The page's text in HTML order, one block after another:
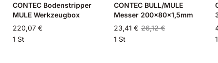
CONTEC Bodenstripper
MULE Werkzeugbox
220,07 €
1 St
CONTEC BULL/MULE
Messer 200x80x1,5mm
23,41 € 26,12 €
1 St